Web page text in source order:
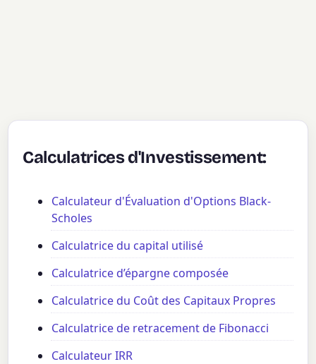
Calculatrices d'Investissement:
Calculateur d'Évaluation d'Options Black-
Scholes
Calculatrice du capital utilisé
Calculatrice d’épargne composée
Calculatrice du Coût des Capitaux Propres
Calculatrice de retracement de Fibonacci
Calculateur IRR